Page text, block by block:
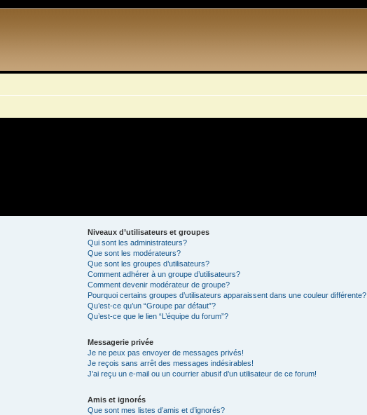
Niveaux d’utilisateurs et groupes
Qui sont les administrateurs?
Que sont les modérateurs?
Que sont les groupes d’utilisateurs?
Comment adhérer à un groupe d’utilisateurs?
Comment devenir modérateur de groupe?
Pourquoi certains groupes d’utilisateurs apparaissent dans une couleur différente?
Qu’est-ce qu’un “Groupe par défaut”?
Qu’est-ce que le lien “L’équipe du forum”?
Messagerie privée
Je ne peux pas envoyer de messages privés!
Je reçois sans arrêt des messages indésirables!
J’ai reçu un e-mail ou un courrier abusif d’un utilisateur de ce forum!
Amis et ignorés
Que sont mes listes d’amis et d’ignorés?